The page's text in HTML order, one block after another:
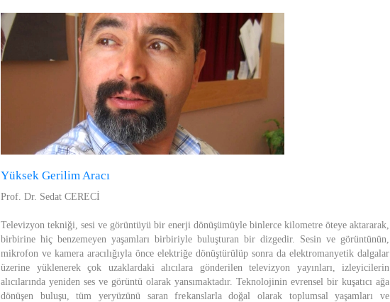
Yüksek Gerilim Aracı
Prof. Dr. Sedat CERECİ
Televizyon tekniği, sesi ve görüntüyü bir enerji dönüşümüyle binlerce kilometre öteye aktararak,
birbirine hiç benzemeyen yaşamları birbiriyle buluşturan bir dizgedir. Sesin ve görüntünün,
mikrofon ve kamera aracılığıyla önce elektriğe dönüştürülüp sonra da elektromanyetik dalgalar
üzerine yüklenerek çok uzaklardaki alıcılara gönderilen televizyon yayınları, izleyicilerin
alıcılarında yeniden ses ve görüntü olarak yansımaktadır. Teknolojinin evrensel bir kuşatıcı ağa
dönüşen buluşu, tüm yeryüzünü saran frekanslarla doğal olarak toplumsal yaşamları ve